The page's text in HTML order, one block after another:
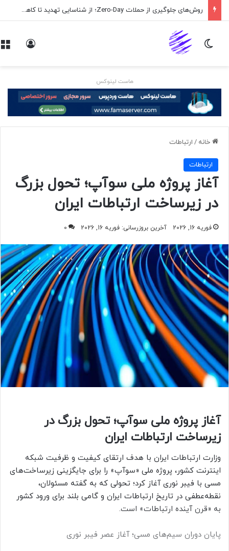
روش‌های جلوگیری از حملات Zero-Day؛ از شناسایی تهدید تا کاهش ریسک
تغییر پوسته
هاست لینوکس
خانه / ارتباطات
ارتباطات
آغاز پروژه ملی سوآپ؛ تحول بزرگ
در زیرساخت ارتباطات ایران
فوریه 16, 2026 آخرین بروزرسانی: فوریه 16, 2026 0
آغاز پروژه ملی سوآپ؛ تحول بزرگ در
زیرساخت ارتباطات ایران
وزارت ارتباطات ایران با هدف ارتقای کیفیت و ظرفیت شبکه
اینترنت کشور، پروژه ملی «سوآپ» را برای جایگزینی زیرساخت‌های
مسی با فیبر نوری آغاز کرد؛ تحولی که به گفته مسئولان،
نقطه‌عطفی در تاریخ ارتباطات ایران و گامی بلند برای ورود کشور
به «قرن آینده ارتباطات» است.
پایان دوران سیم‌های مسی؛ آغاز عصر فیبر نوری